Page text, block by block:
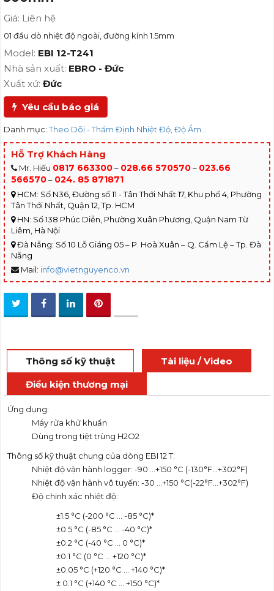
Giá: Liên hệ
01 đầu dò nhiệt độ ngoài, đường kính 1.5mm
Model: EBI 12-T241
Nhà sản xuất: EBRO - Đức
Xuất xứ: Đức
Yêu cầu báo giá
Danh mục:Theo Dõi - Thẩm Định Nhiệt Độ, Độ Ẩm...
Hỗ Trợ Khách Hàng
Mr. Hiếu 0817 663300– 028.66 570570– 023.66
566570– 024. 85 871871
HCM: Số N36, Đường số 11 - Tân Thới Nhất 17, Khu phố 4, Phường
Tân Thới Nhất, Quận 12, Tp. HCM
HN: Số 138 Phúc Diễn, Phường Xuân Phương, Quận Nam Từ
Liêm, Hà Nội
Đà Nẵng: Số 10 Lỗ Giáng 05 – P. Hoà Xuân – Q. Cẩm Lệ – Tp. Đà
Nẵng
Mail: info@vietnguyenco.vn
Thông số kỹ thuật
Tài liệu / Video
Điều kiện thương mại
Ứng dụng:
Máy rửa khử khuẩn
Dùng trong tiệt trùng H2O2
Thông số kỹ thuật chung của dòng EBI 12 T:
Nhiệt độ vận hành logger: -90 …+150 °C (-130°F…+302°F)
Nhiệt độ vận hành vô tuyến: -30 …+150 °C(-22°F…+302°F)
Độ chinh xác nhiệt độ:
±1.5 °C (-200 °C … -85 °C)*
±0.5 °C (-85 °C … -40 °C)*
±0.2 °C (-40 °C … 0 °C)*
±0.1 °C (0 °C ... +120 °C)*
±0.05 °C (+120 °C … +140 °C)*
± 0.1 °C (+140 °C … +150 °C)*